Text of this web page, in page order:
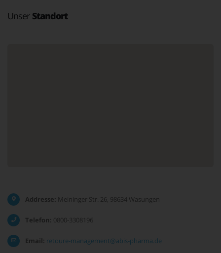
Unser Standort
Addresse: Meininger Str. 26, 98634 Wasungen
Telefon: 0800-3308196
Email: retoure-management@abis-pharma.de